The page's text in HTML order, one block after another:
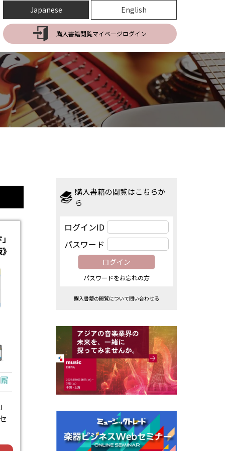
Japanese English
購入書籍閲覧マイページログイン
購入書籍の閲覧はこちらか
ら
ログインID
パスワード
パスワードをお忘れの方
購入書籍の閲覧について問い合わせる